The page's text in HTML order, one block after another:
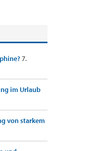
7.
im Urlaub
von starkem